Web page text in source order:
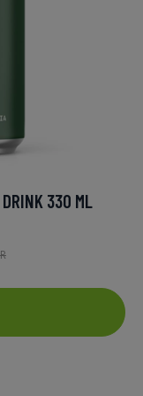
DRINK 330 ML